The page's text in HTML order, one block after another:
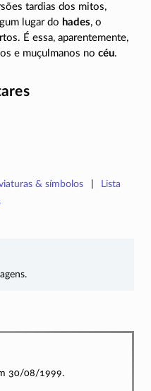
tardias dos mitos,
lugar do hades, o
É essa, aparentemente,
e muçulmanos no céu.
& símbolos
Lista
30/08/1999.